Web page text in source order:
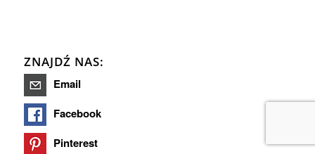
ZNAJDŹ NAS:
Email
Facebook
Pinterest